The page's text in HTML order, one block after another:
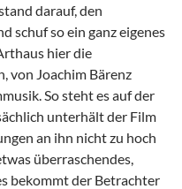
darauf, den
schuf so ein ganz eigenes
hier die
von Joachim Bärenz
So steht es auf der
unterhält der Film
an ihn nicht zu hoch
überraschendes,
bekommt der Betrachter